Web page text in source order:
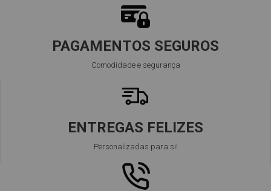
PAGAMENTOS SEGUROS
Comodidade e segurança
ENTREGAS FELIZES
Personalizadas para si!